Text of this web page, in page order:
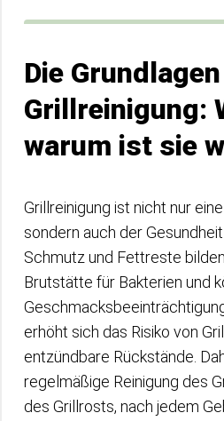
Die
Grillreinigung:
warum ist sie
Grillreinigung ist nicht nur
sondern auch der
Schmutz und Fettreste
Brutstätte für Bakterien und
erhöht sich das Risiko von
entzündbare Rückstände.
regelmäßige Reinigung des
des Grillrosts, nach jedem